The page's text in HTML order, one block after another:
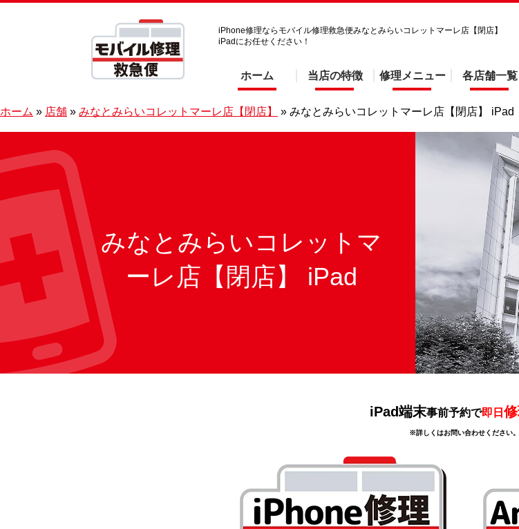
iPhone修理ならモバイル修理救急便みなとみらいコレットマーレ店【閉店】
iPadにお任せください！
ホーム 当店の特徴 修理メニュー 各店舗一覧
ホーム » 店舗 » みなとみらいコレットマーレ店【閉店】 » みなとみらいコレットマーレ店【閉店】 iPad
みなとみらいコレットマ
ーレ店【閉店】 iPad
iPad端末事前予約で即日修
※詳しくはお問い合わせください。